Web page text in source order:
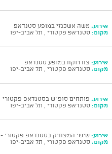
אירוע: משה אשכנזי במופע סטנדאפ
מקום: סטנדאפ פקטורי , תל אביב-יפו
אירוע: צח רוקח במופע סטנדאפ
מקום: סטנדאפ פקטורי , תל אביב-יפו
אירוע: פותחים סופ"ש בסטנדאפ פקטורי
מקום: סטנדאפ פקטורי , תל אביב-יפו
אירוע: שישי המצחיק בסטנדאפ פקטורי - 22:00
מקום: סטנדאפ פקטורי , תל אביב-יפו